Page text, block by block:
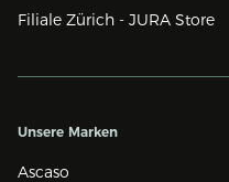
Filiale Zürich - JURA Store
Unsere Marken
Ascaso